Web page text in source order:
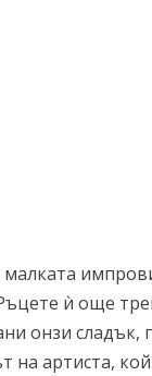
ѝ още
онзи сладък,
на артиста,